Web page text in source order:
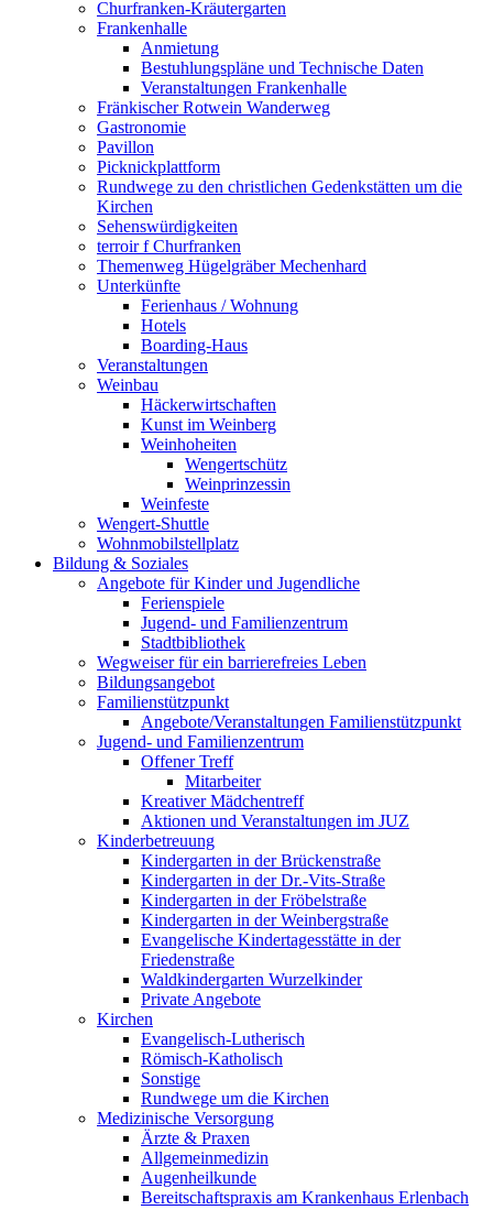
Churfranken-Kräutergarten
Frankenhalle
Anmietung
Bestuhlungspläne und Technische Daten
Veranstaltungen Frankenhalle
Fränkischer Rotwein Wanderweg
Gastronomie
Pavillon
Picknickplattform
Rundwege zu den christlichen Gedenkstätten um die
Kirchen
Sehenswürdigkeiten
terroir f Churfranken
Themenweg Hügelgräber Mechenhard
Unterkünfte
Ferienhaus / Wohnung
Hotels
Boarding-Haus
Veranstaltungen
Weinbau
Häckerwirtschaften
Kunst im Weinberg
Weinhoheiten
Wengertschütz
Weinprinzessin
Weinfeste
Wengert-Shuttle
Wohnmobilstellplatz
Bildung & Soziales
Angebote für Kinder und Jugendliche
Ferienspiele
Jugend- und Familienzentrum
Stadtbibliothek
Wegweiser für ein barrierefreies Leben
Bildungsangebot
Familienstützpunkt
Angebote/Veranstaltungen Familienstützpunkt
Jugend- und Familienzentrum
Offener Treff
Mitarbeiter
Kreativer Mädchentreff
Aktionen und Veranstaltungen im JUZ
Kinderbetreuung
Kindergarten in der Brückenstraße
Kindergarten in der Dr.-Vits-Straße
Kindergarten in der Fröbelstraße
Kindergarten in der Weinbergstraße
Evangelische Kindertagesstätte in der
Friedenstraße
Waldkindergarten Wurzelkinder
Private Angebote
Kirchen
Evangelisch-Lutherisch
Römisch-Katholisch
Sonstige
Rundwege um die Kirchen
Medizinische Versorgung
Ärzte & Praxen
Allgemeinmedizin
Augenheilkunde
Bereitschaftspraxis am Krankenhaus Erlenbach